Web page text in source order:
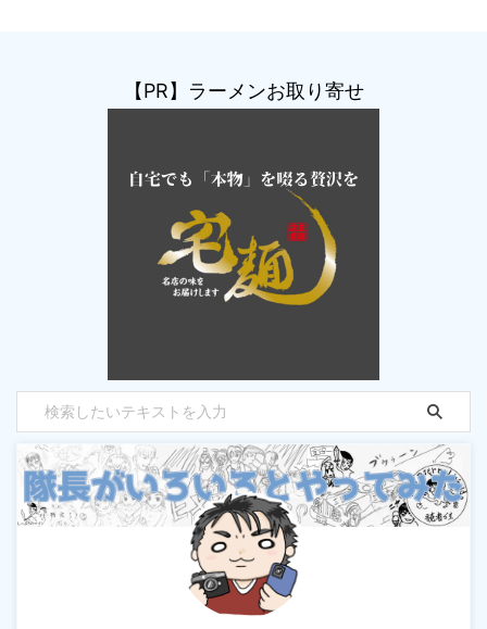
【PR】ラーメンお取り寄せ